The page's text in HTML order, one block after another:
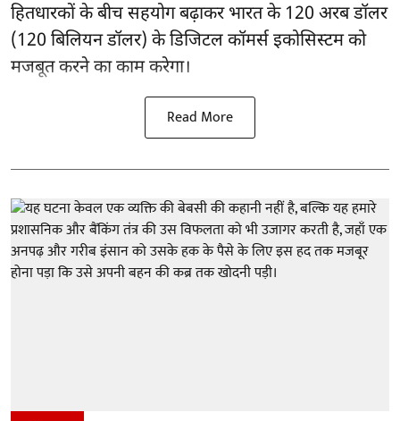
हितधारकों के बीच सहयोग बढ़ाकर भारत के 120 अरब डॉलर
(120 बिलियन डॉलर) के डिजिटल कॉमर्स इकोसिस्टम को
मजबूत करने का काम करेगा।
Read More